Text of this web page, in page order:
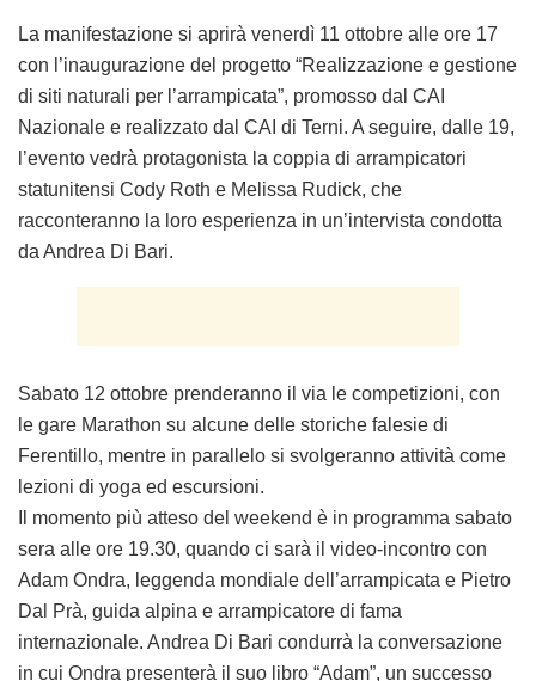
La manifestazione si aprirà venerdì 11 ottobre alle ore 17
con l’inaugurazione del progetto “Realizzazione e gestione
di siti naturali per l’arrampicata”, promosso dal CAI
Nazionale e realizzato dal CAI di Terni. A seguire, dalle 19,
l’evento vedrà protagonista la coppia di arrampicatori
statunitensi Cody Roth e Melissa Rudick, che
racconteranno la loro esperienza in un’intervista condotta
da Andrea Di Bari.
Sabato 12 ottobre prenderanno il via le competizioni, con
le gare Marathon su alcune delle storiche falesie di
Ferentillo, mentre in parallelo si svolgeranno attività come
lezioni di yoga ed escursioni.
Il momento più atteso del weekend è in programma sabato
sera alle ore 19.30, quando ci sarà il video-incontro con
Adam Ondra, leggenda mondiale dell’arrampicata e Pietro
Dal Prà, guida alpina e arrampicatore di fama
internazionale. Andrea Di Bari condurrà la conversazione
in cui Ondra presenterà il suo libro “Adam”, un successo